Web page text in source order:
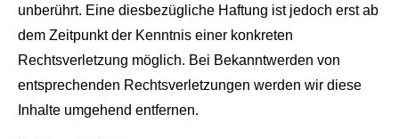
unberührt. Eine diesbezügliche Haftung ist jedoch erst ab
dem Zeitpunkt der Kenntnis einer konkreten
Rechtsverletzung möglich. Bei Bekanntwerden von
entsprechenden Rechtsverletzungen werden wir diese
Inhalte umgehend entfernen.